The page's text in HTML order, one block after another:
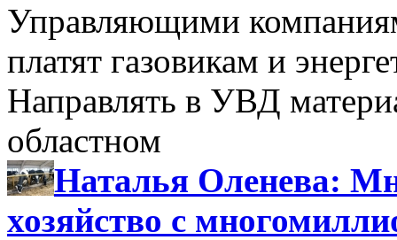
Управляющими
платят газовикам и
Направлять в УВД
областном
Наталья Оленева:
хозяйство с